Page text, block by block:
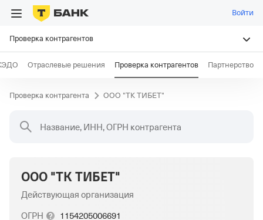
Войти
Проверка контрагентов
Отраслевые решения Проверка контрагентов Партнерство
Проверка контрагента ООО "ТК ТИБЕТ"
Название, ИНН, ОГРН контрагента
ООО "ТК ТИБЕТ"
Действующая организация
ОГРН
1154205006691